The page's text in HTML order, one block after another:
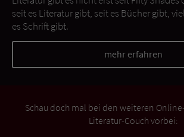
seit es Literatur gibt, seit es Bücher gibt,
es Schrift gibt.
mehr erfahren
Schau doch mal bei den weiteren
Literatur-Couch vorbei: